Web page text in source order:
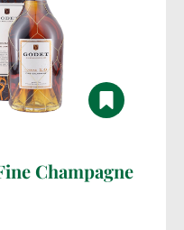
Champagne